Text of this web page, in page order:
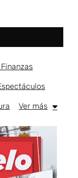
Ver más